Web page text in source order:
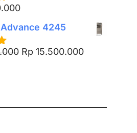
Advance 4245
Rp 15.500.000